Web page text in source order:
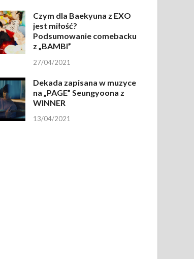
Czym dla Baekyuna z EXO
jest miłość?
Podsumowanie comebacku
z „BAMBI”
27/04/2021
Dekada zapisana w muzyce
na „PAGE” Seungyoona z
WINNER
13/04/2021